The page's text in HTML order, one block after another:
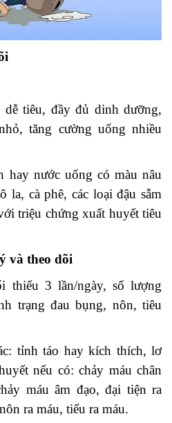
tiêu, đầy đủ dinh dưỡng,
tăng cường uống nhiều
hay nước uống có màu nâu
la, cà phê, các loại đậu sẫm
triệu chứng xuất huyết tiêu
và theo dõi
thiểu 3 lần/ngày, số lượng
trạng đau bụng, nôn, tiêu
tỉnh táo hay kích thích, lơ
nếu có: chảy máu chân
máu âm đạo, đại tiện ra
ra máu, tiểu ra máu.